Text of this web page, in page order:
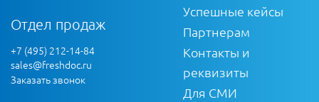
Отдел продаж
+7 (495) 212-14-84
sales@freshdoc.ru
Заказать звонок
Успешные кейсы
Партнерам
Контакты и
реквизиты
Для СМИ